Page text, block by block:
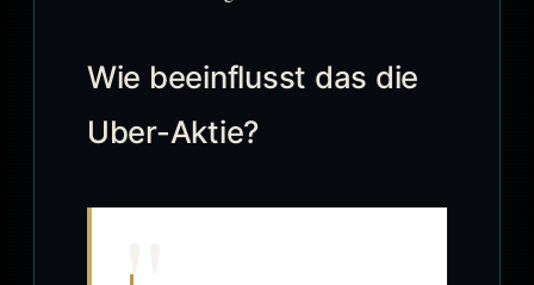
Wie beeinflusst das die
Uber-Aktie?